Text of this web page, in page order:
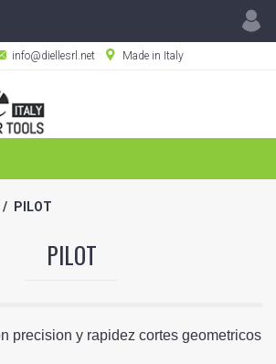
info@diellesrl.net Made in Italy
/ PILOT
PILOT
precision y rapidez cortes geometricos